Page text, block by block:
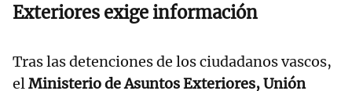
Exteriores exige información
Tras las detenciones de los ciudadanos vascos,
elMinisterio de Asuntos Exteriores, Unión